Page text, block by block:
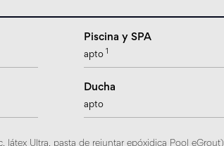
Piscina y SPA
apto
Ducha
apto
Ultra, pasta de rejuntar epóxidica Pool eGrout)